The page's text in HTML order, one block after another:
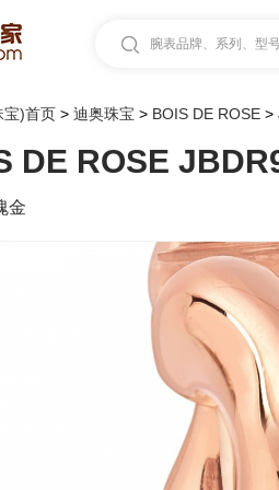
腕表品牌、系列、型
宝)首页 > 迪奥珠宝 > BOIS DE ROSE >
DE ROSE
金